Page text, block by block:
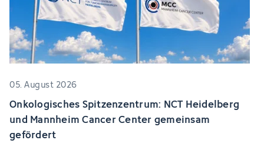
05. August 2026
Onkologisches Spitzenzentrum: NCT Heidelberg
und Mannheim Cancer Center gemeinsam
gefördert